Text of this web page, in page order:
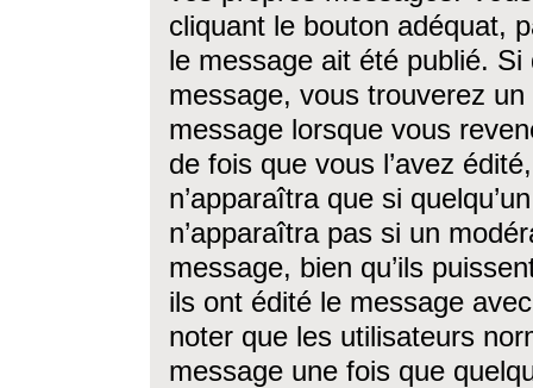
cliquant le bouton adéquat,
le message ait été publié. Si
message, vous trouverez
message lorsque vous
de fois que vous l’avez
n’apparaîtra que si
n’apparaîtra pas si un
message, bien qu’ils
ils ont édité le message
noter que les utilisateurs
message une fois que